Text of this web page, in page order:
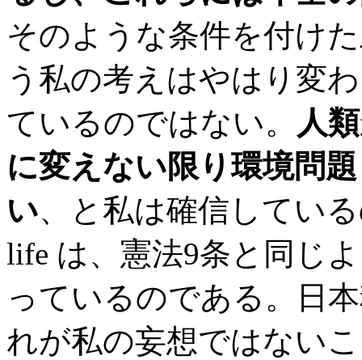
そのような条件を付け
う私の考えはやはり変
ているのではない。
人
に変えない限り環境問
い、と私は確信してい
life は、憲法9条と同じ
っているのである。日
れが私の妄想ではない